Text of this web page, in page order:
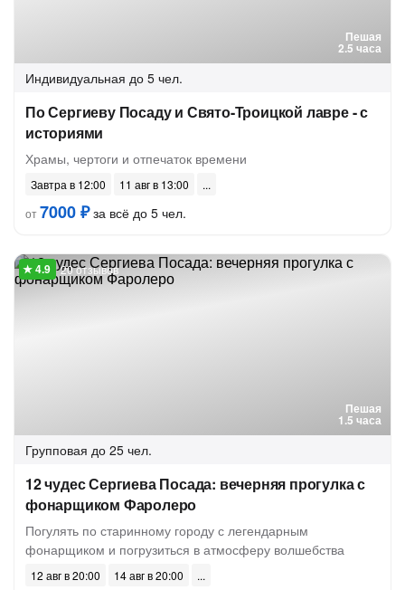
Пешая
2.5 часа
Индивидуальная до 5 чел.
По Сергиеву Посаду и Свято-Троицкой лавре - с
историями
Храмы, чертоги и отпечаток времени
Завтра в 12:00
11 авг в 13:00
от7000 ₽за всё до 5 чел.
Пешая
1.5 часа
20 отзывов
Групповая до 25 чел.
12 чудес Сергиева Посада: вечерняя прогулка с
фонарщиком Фаролеро
Погулять по старинному городу с легендарным
фонарщиком и погрузиться в атмосферу волшебства
12 авг в 20:00 14 авг в 20:00